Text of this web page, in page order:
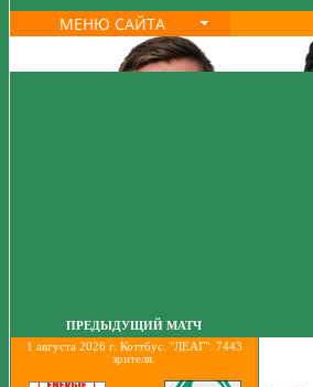
МЕНЮ САЙТА
ПРЕДЫДУЩИЙ МАТЧ
1 августа 2026 г. Коттбус. "ЛЕАГ". 7443
зрителя.